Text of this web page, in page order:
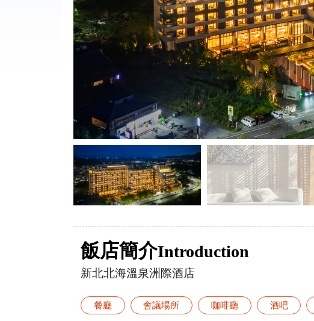
飯店簡介Introduction
新北北海溫泉洲際酒店
餐廳 會議場所 咖啡廳 酒吧